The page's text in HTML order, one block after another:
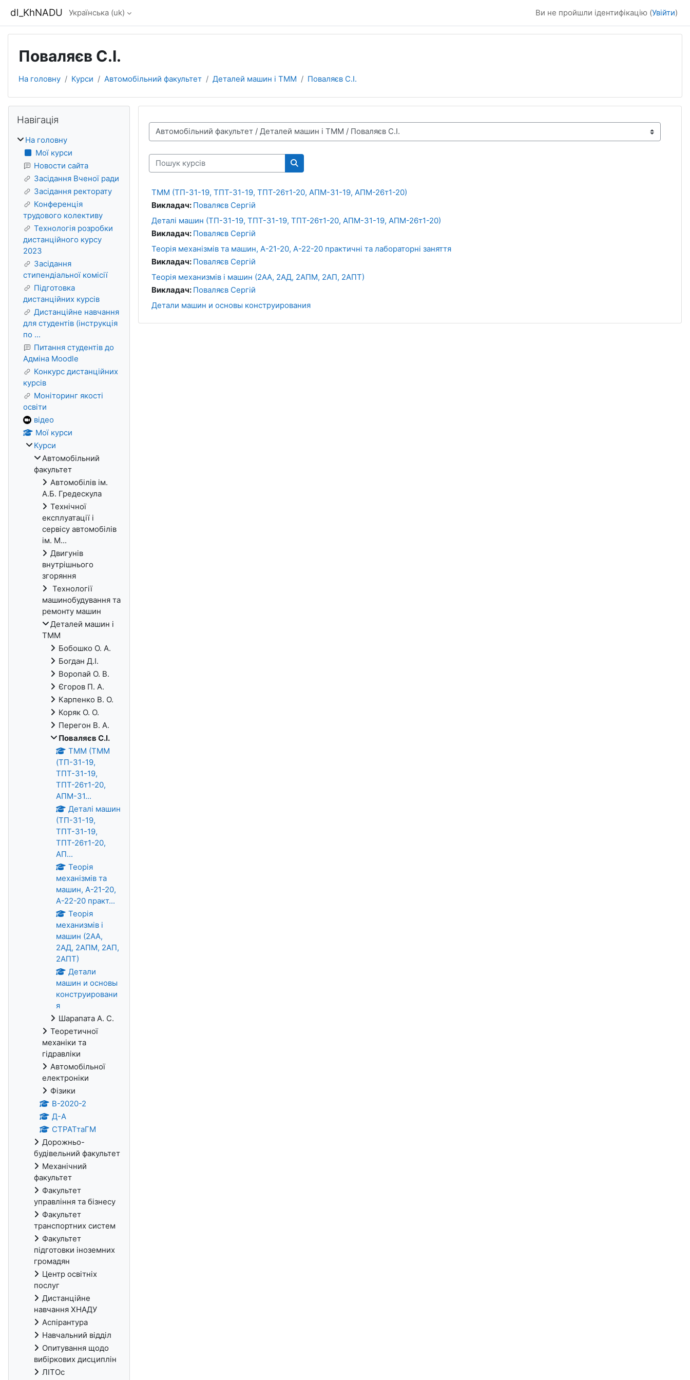
dl_KhNADU Українська ‎(uk)‎ Ви не пройшли ідентифікацію (Увійти)
Поваляєв С.І.
На головну Курси Автомобільний факультет Деталей машин і ТММ Поваляєв С.І.
Категорії курсів
Пошук курсів
Пошук курсів
ТММ (ТП-31-19, ТПТ-31-19, ТПТ-26т1-20, АПМ-31-19, АПМ-26т1-20)
Викладач: Поваляєв Сергій
Деталі машин (ТП-31-19, ТПТ-31-19, ТПТ-26т1-20, АПМ-31-19, АПМ-26т1-20)
Викладач: Поваляєв Сергій
Теорія механізмів та машин, А-21-20, А-22-20 практичні та лабораторні заняття
Викладач: Поваляєв Сергій
Теорія механизмів і машин (2АА, 2АД, 2АПМ, 2АП, 2АПТ)
Викладач: Поваляєв Сергій
Детали машин и основы конструирования
Блоки
Навігація
На головну
Мої курси
Новости сайта
Засідання Вченої ради
Засідання ректорату
Конференція
трудового колективу
Технологія розробки
дистанційного курсу
2023
Засідання
стипендіальної комісії
Підготовка
дистанційних курсів
Дистанційне навчання
для студентів (інструкція
по ...
Питання студентів до
Адміна Moodle
Конкурс дистанційних
курсів
Моніторинг якості
освіти
відео
Мої курси
Курси
Автомобільний
факультет
Автомобілів ім.
А.Б. Гредескула
Технічної
експлуатації і
сервісу автомобілів
ім. М...
Двигунів
внутрішнього
згоряння
Технології
машинобудування та
ремонту машин
Деталей машин і
ТММ
Бобошко О. А.
Богдан Д.І.
Воропай О. В.
Єгоров П. А.
Карпенко В. О.
Коряк О. О.
Перегон В. А.
Поваляєв С.І.
ТММ (ТММ
(ТП-31-19,
ТПТ-31-19,
ТПТ-26т1-20,
АПМ-31...
Деталі машин
(ТП-31-19,
ТПТ-31-19,
ТПТ-26т1-20,
АП...
Теорія
механізмів та
машин, А-21-20,
А-22-20 практ...
Теорія
механизмів і
машин (2АА,
2АД, 2АПМ, 2АП,
2АПТ)
Детали
машин и основы
конструировани
я
Шарапата А. С.
Теоретичної
механіки та
гідравліки
Автомобільної
електроніки
Фізики
В-2020-2
Д-А
СТРАТтаГМ
Дорожньо-
будівельний факультет
Механічний
факультет
Факультет
управління та бізнесу
Факультет
транспортних систем
Факультет
підготовки іноземних
громадян
Центр освітніх
послуг
Дистанційне
навчання ХНАДУ
Аспірантура
Навчальний відділ
Опитування щодо
вибіркових дисциплін
ЛІТОс